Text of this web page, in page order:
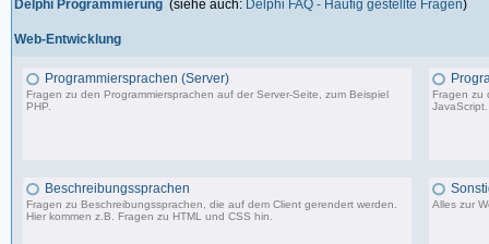
Delphi Programmierung (siehe auch: Delphi FAQ - Häufig gestellte Fragen)
Web-Entwicklung
Programmiersprachen (Server)
Fragen zu den Programmiersprachen auf der Server-Seite, zum Beispiel
PHP.
Fragen zu
JavaScript.
Beschreibungssprachen
Fragen zu Beschreibungssprachen, die auf dem Client gerendert werden.
Hier kommen z.B. Fragen zu HTML und CSS hin.
Alles zur